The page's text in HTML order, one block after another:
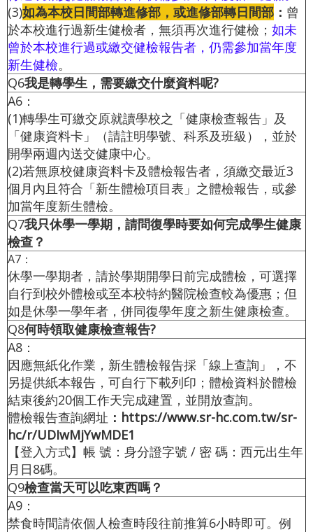
(3)如為本校日間部轉進修部，或進修部轉日間部 ： 曾
於本校進行過新生健檢者，無須再次進行健檢； 如未
曾於本校進行過或繳交健檢報告者，仍需參加當年度
新生健檢。
Q6我是轉學生，需要繳交什麼資料呢?
A6：
(1)轉學生可繳交原就讀學校之「健康檢查報告」及
「健康資料卡」（請註明學號、科系及班級），並於
開學兩週內送交健康中心。
(2)若無原校健康資料卡及體檢報告者，須繳交最近3
個月內且符合「新生體檢項目表 」之體檢報告，或參
加當年度新生體檢。
Q7我只休學一學期，請問復學時要如何完成學生健康
檢查？
A7：
休學一學期者，請於學期開學日前完成體檢，可選擇
自行到校外體檢或至本校特約醫院檢查較為優惠；但
如是休學一學年者，併同復學年度之新生健康檢查。
Q8何時領取健康檢查報告?
A8：
因應無紙化作業，新生體檢報告採「線上查詢」，不
另提供紙本報告，可自行下載列印；體檢資料於體檢
結束後約20個工作天完成建置，並開放查詢。
體檢報告查詢網址 ： https://www.sr-hc.com.tw/sr-
hc/r/UDIwMjYwMDE1
【登入方式】帳 號：身分證字號 / 密 碼：西元出生年
月日8碼。
Q9檢查當天可以吃東西嗎？
A9：
禁食時間請依個人檢查時段往前推算6小時即可。例